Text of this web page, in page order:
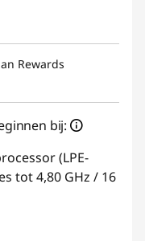
Rewards
bij:
(LPE-
tot 4,80 GHz / 16